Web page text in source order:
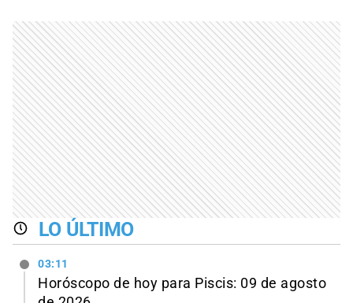
LO ÚLTIMO
03:11
Horóscopo de hoy para Piscis: 09 de agosto